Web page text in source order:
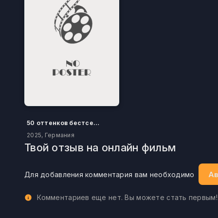
50 оттенков бестселлера
2025, Германия
Твой отзыв на онлайн фильм
Для добавления комментария вам необходимо
Комментариев еще нет. Вы можете стать первым!